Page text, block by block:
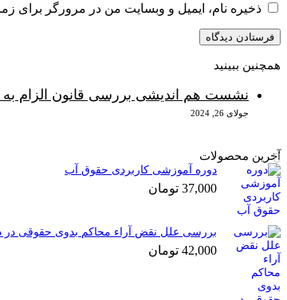
ذخیره نام، ایمیل و وبسایت من در مرورگر برای
همچنین ببینید
نشست هم اندیشی بررسی قانون الزام به
جولای 26, 2024
آخرین محصولات
دوره آموزشی کاربردی حقوق آب
37,000 تومان
بررسی علل نقض آراء محاکم بدوی حقوقی در
42,000 تومان